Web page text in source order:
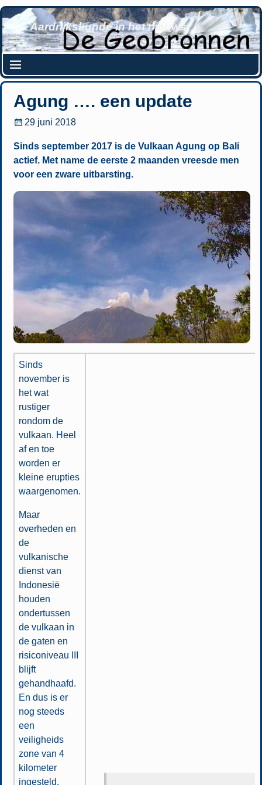
Aardrijkskunde in het nieuws
Agung …. een update
29 juni 2018
Sinds september 2017 is de Vulkaan Agung op Bali
actief. Met name de eerste 2 maanden vreesde men
voor een zware uitbarsting.
Sinds
november is
het wat
rustiger
rondom de
vulkaan. Heel
af en toe
worden er
kleine erupties
waargenomen.
Maar
overheden en
de
vulkanische
dienst van
Indonesië
houden
ondertussen
de vulkaan in
de gaten en
risiconiveau III
blijft
gehandhaafd.
En dus is er
nog steeds
een
veiligheids
zone van 4
kilometer
ingesteld.